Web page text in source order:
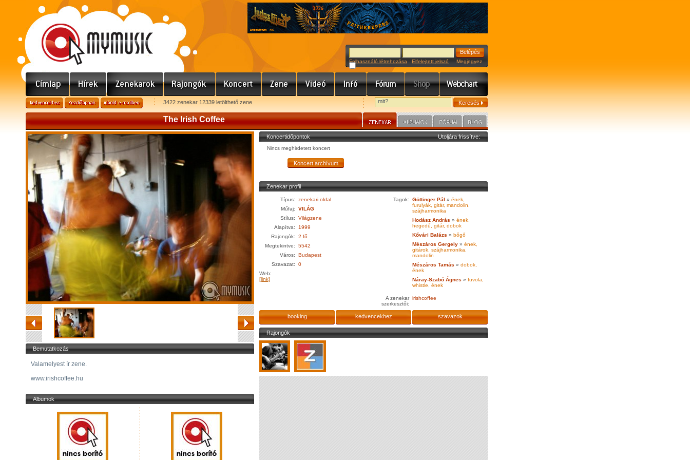
Felhasználó létrehozása Elfelejtett jelszó Megjegyez
3422 zenekar 12339 letölthető zene
The Irish Coffee
Bemutatkozás
Valamelyest ír zene.
www.irishcoffee.hu
Albumok
Utoljára frissítve:
Koncertidőpontok
Nincs meghirdetett koncert
Zenekar profil
Típus:
zenekari oldal
Műfaj:
VILÁG
Stílus:
Világzene
Alapítva:
1999
Rajongók:
2 fő
Megtekintve:
5542
Város:
Budapest
Szavazat:
0
Web:
[link]
Tagok: Göttinger Pál » ének,
furulyák, gitár, mandolin,
szájharmonika
Hodász András » ének,
hegedű, gitár, dobok
Kővári Balázs » bőgő
Mészáros Gergely » ének,
gitárok, szájharmonika,
mandolin
Mészáros Tamás » dobok,
ének
Náray-Szabó Ágnes » fuvola,
whistle, ének
A zenekar
szerkesztői:
irishcoffee
booking kedvencekhez szavazok
Rajongók